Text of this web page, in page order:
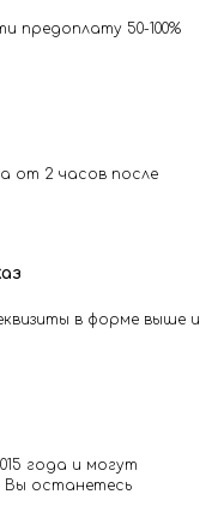
предоплату 50-100%
от 2 часов после
в форме выше и
года и могут
Вы останетесь